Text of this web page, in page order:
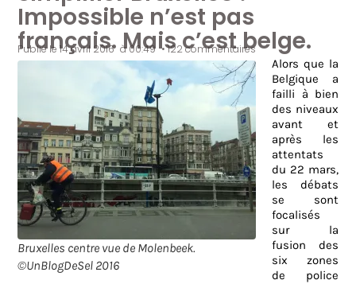
Impossible n’est pas
français. Mais c’est belge.
Publié le14 avril 2016 à 00:49 •122 commentaires
Bruxelles centre vue de Molenbeek.
©UnBlogDeSel 2016
Alors que la
Belgique a
failli à bien
des niveaux
avant et
après les
attentats
du 22 mars,
les débats
se sont
focalisés
sur la
fusion des
six zones
de police